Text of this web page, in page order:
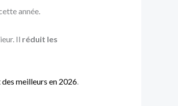
année.
Il réduit les
meilleurs en 2026.